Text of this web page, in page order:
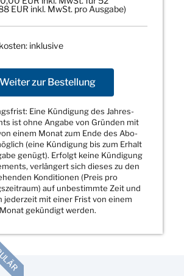
EUR inkl. MwSt. pro Ausgabe)
inklusive
Weiter zur Bestellung
Eine Kündigung des Jahres-
ist ohne Angabe von Gründen mit
einem Monat zum Ende des Abo-
(eine Kündigung bis zum Erhalt
genügt). Erfolgt keine Kündigung
verlängert sich dieses zu den
Konditionen (Preis pro
auf unbestimmte Zeit und
jederzeit mit einer Frist von einem
Monat gekündigt werden.